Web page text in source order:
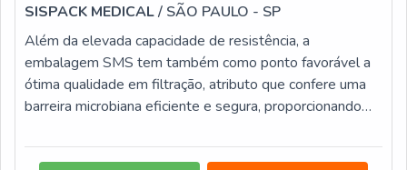
SISPACK MEDICAL/ SÃO PAULO - SP
Além da elevada capacidade de resistência, a
embalagem SMS tem também como ponto favorável a
ótima qualidade em filtração, atributo que confere uma
barreira microbiana eficiente e segura, proporcionando
acondicionados, que ficam longe de possíveis